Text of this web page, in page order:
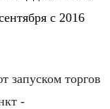
с 2016
-